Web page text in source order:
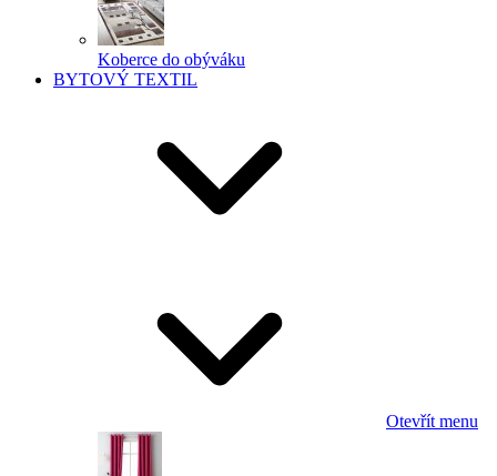
Koberce do obýváku
BYTOVÝ TEXTIL
Otevřít menu